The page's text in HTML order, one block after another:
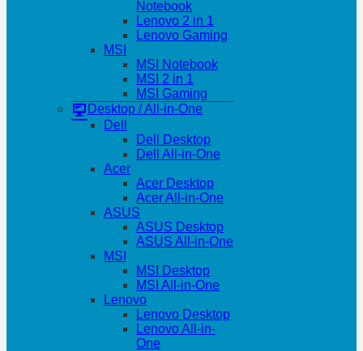
Notebook
Lenovo 2 in 1
Lenovo Gaming
MSI
MSI Notebook
MSI 2 in 1
MSI Gaming
Desktop / All-in-One
Dell
Dell Desktop
Dell All-in-One
Acer
Acer Desktop
Acer All-in-One
ASUS
ASUS Desktop
ASUS All-in-One
MSI
MSI Desktop
MSI All-in-One
Lenovo
Lenovo Desktop
Lenovo All-in-
One